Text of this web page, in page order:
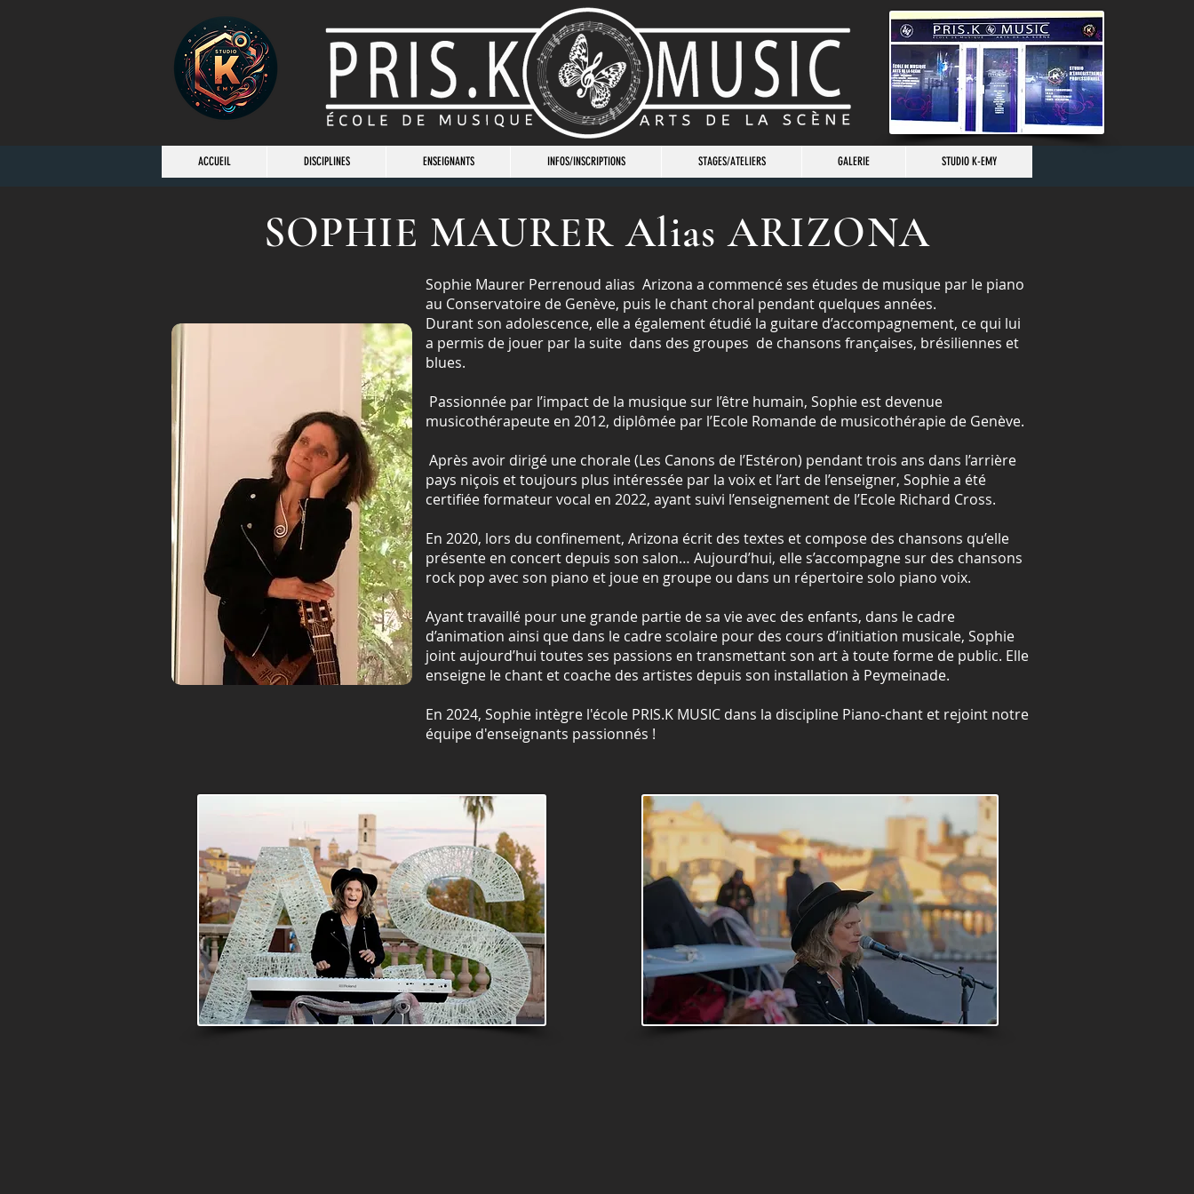
ACCUEIL DISCIPLINES ENSEIGNANTS INFOS/INSCRIPTIONS STAGES/ATELIERS GALERIE STUDIO K-EMY
SOPHIE MAURER Alias ARIZONA
Sophie Maurer Perrenoud alias Arizona a commencé ses études de musique par le piano
au Conservatoire de Genève, puis le chant choral pendant quelques années.
Durant son adolescence, elle a également étudié la guitare d’accompagnement, ce qui lui
a permis de jouer par la suite dans des groupes de chansons françaises, brésiliennes et
blues.
Passionnée par l’impact de la musique sur l’être humain, Sophie est devenue
musicothérapeute en 2012, diplômée par l’Ecole Romande de musicothérapie de Genève.
Après avoir dirigé une chorale (Les Canons de l’Estéron) pendant trois ans dans l’arrière
pays niçois et toujours plus intéressée par la voix et l’art de l’enseigner, Sophie a été
certifiée formateur vocal en 2022, ayant suivi l’enseignement de l’Ecole Richard Cross.
En 2020, lors du confinement, Arizona écrit des textes et compose des chansons qu’elle
présente en concert depuis son salon… Aujourd’hui, elle s’accompagne sur des chansons
rock pop avec son piano et joue en groupe ou dans un répertoire solo piano voix.
Ayant travaillé pour une grande partie de sa vie avec des enfants, dans le cadre
d’animation ainsi que dans le cadre scolaire pour des cours d’initiation musicale, Sophie
joint aujourd’hui toutes ses passions en transmettant son art à toute forme de public. Elle
enseigne le chant et coache des artistes depuis son installation à Peymeinade.
En 2024, Sophie intègre l'école PRIS.K MUSIC dans la discipline Piano-chant et rejoint notre
équipe d'enseignants passionnés !